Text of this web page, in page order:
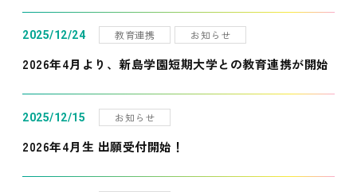
2025/12/24 教育連携 お知らせ
2026年4月より、新島学園短期大学との教育連携が開始
2025/12/15 お知らせ
2026年4月生 出願受付開始！